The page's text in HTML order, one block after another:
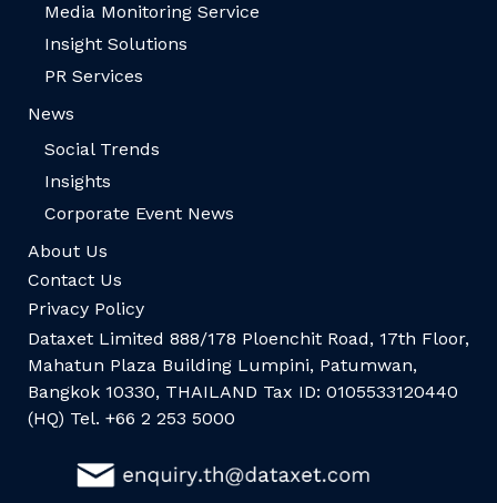
Media Monitoring Service
Insight Solutions
PR Services
News
Social Trends
Insights
Corporate Event News
About Us
Contact Us
Privacy Policy
Dataxet Limited 888/178 Ploenchit Road, 17th Floor,
Mahatun Plaza Building Lumpini, Patumwan,
Bangkok 10330, THAILAND Tax ID: 0105533120440
(HQ) Tel. +66 2 253 5000